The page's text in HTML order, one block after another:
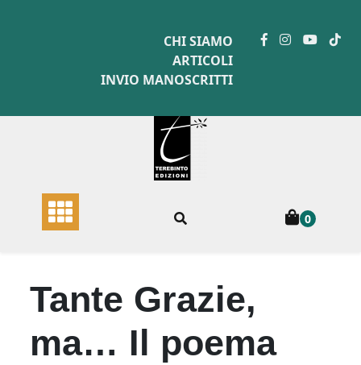
CHI SIAMO
ARTICOLI
INVIO MANOSCRITTI
0
Tante Grazie,
ma… Il poema